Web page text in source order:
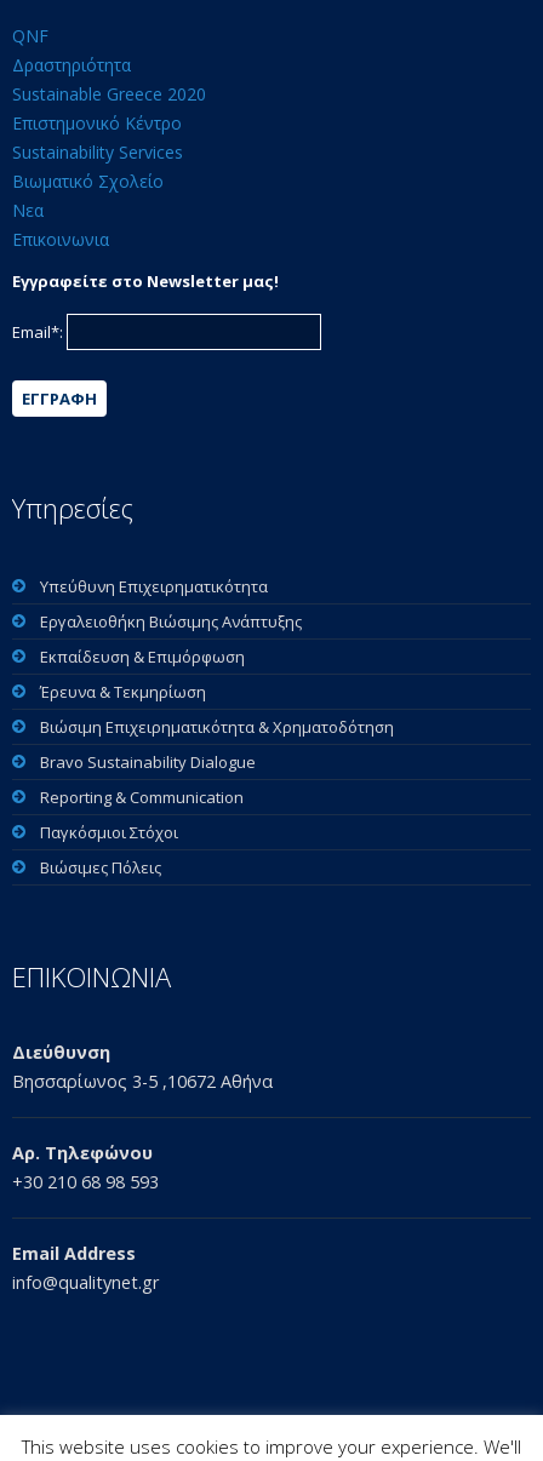
QNF
Δραστηριότητα
Sustainable Greece 2020
Επιστημονικό Κέντρο
Sustainability Services
Βιωματικό Σχολείο
Νεα
Επικοινωνια
Εγγραφείτε στο Newsletter μας!
Email*:
ΕΓΓΡΑΦΉ
Υπηρεσίες
Υπεύθυνη Επιχειρηματικότητα
Εργαλειοθήκη Βιώσιμης Ανάπτυξης
Εκπαίδευση & Επιμόρφωση
Έρευνα & Τεκμηρίωση
Βιώσιμη Επιχειρηματικότητα & Χρηματοδότηση
Bravo Sustainability Dialogue
Reporting & Communication
Παγκόσμιοι Στόχοι
Βιώσιμες Πόλεις
ΕΠΙΚΟΙΝΩΝΙΑ
Διεύθυνση
Βησσαρίωνος 3-5 ,10672 Αθήνα
Αρ. Τηλεφώνου
+30 210 68 98 593
Email Address
info@qualitynet.gr
This website uses cookies to improve your experience. We'll